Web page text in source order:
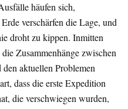
häufen sich,
verschärfen die Lage, und
droht zu kippen. Inmitten
Zusammenhänge zwischen
aktuellen Problemen
dass die erste Expedition
die verschwiegen wurden,